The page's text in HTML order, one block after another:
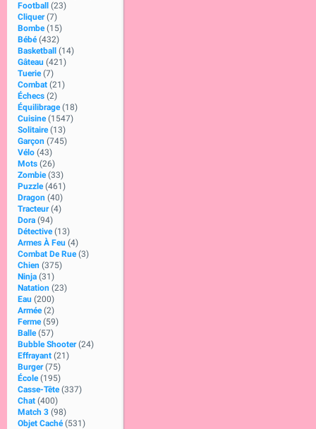
Football
(23)
Cliquer (7)
Bombe (15)
Bébé (432)
Basketball
(14)
Gâteau (421)
Tuerie (7)
Combat (21)
Échecs (2)
Équilibrage (18)
Cuisine (1547)
Solitaire (13)
Garçon (745)
Vélo (43)
Mots (26)
Zombie (33)
Puzzle (461)
Dragon (40)
Tracteur (4)
Dora (94)
Détective (13)
Armes À Feu (4)
Combat De Rue (3)
Chien (375)
Ninja (31)
Natation (23)
Eau (200)
Armée (2)
Ferme (59)
Balle (57)
Bubble Shooter (24)
Effrayant (21)
Burger (75)
École (195)
Casse-Tête (337)
Chat (400)
Match 3 (98)
Objet Caché (531)